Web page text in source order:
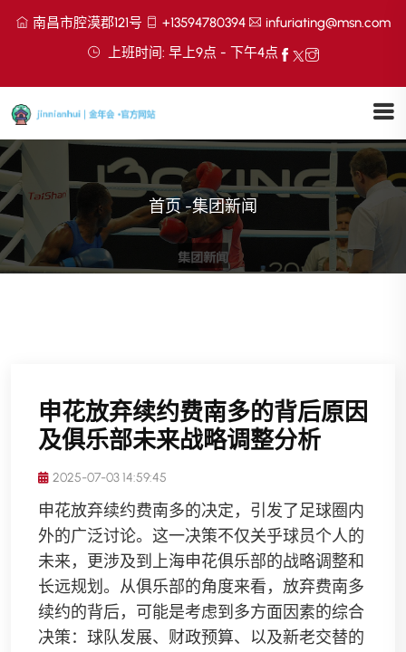
南昌市腔漠郡121号 +13594780394
infuriating@msn.com
上班时间: 早上9点 - 下午4点
首页 -集团新闻
申花放弃续约费南多的背后原因
及俱乐部未来战略调整分析
2025-07-03 14:59:45
申花放弃续约费南多的决定，引发了足球圈内
外的广泛讨论。这一决策不仅关乎球员个人的
未来，更涉及到上海申花俱乐部的战略调整和
长远规划。从俱乐部的角度来看，放弃费南多
续约的背后，可能是考虑到多方面因素的综合
决策：球队发展、财政预算、以及新老交替的